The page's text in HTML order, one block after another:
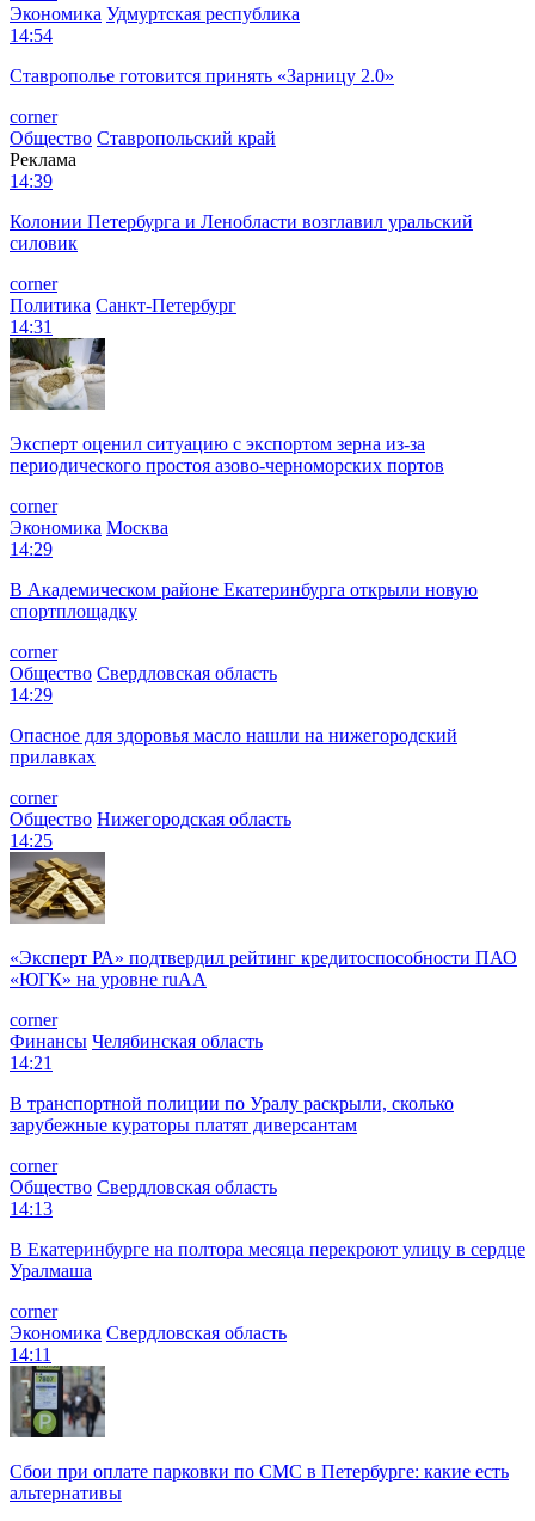
Экономика Удмуртская республика
14:54
Ставрополье готовится принять «Зарницу 2.0»
corner
Общество Ставропольский край
Реклама
14:39
Колонии Петербурга и Ленобласти возглавил уральский
силовик
corner
Политика Санкт-Петербург
14:31
Эксперт оценил ситуацию с экспортом зерна из-за
периодического простоя азово-черноморских портов
corner
Экономика Москва
14:29
В Академическом районе Екатеринбурга открыли новую
спортплощадку
corner
Общество Свердловская область
14:29
Опасное для здоровья масло нашли на нижегородский
прилавках
corner
Общество Нижегородская область
14:25
«Эксперт РА» подтвердил рейтинг кредитоспособности ПАО
«ЮГК» на уровне ruAА
corner
Финансы Челябинская область
14:21
В транспортной полиции по Уралу раскрыли, сколько
зарубежные кураторы платят диверсантам
corner
Общество Свердловская область
14:13
В Екатеринбурге на полтора месяца перекроют улицу в сердце
Уралмаша
corner
Экономика Свердловская область
14:11
Сбои при оплате парковки по СМС в Петербурге: какие есть
альтернативы